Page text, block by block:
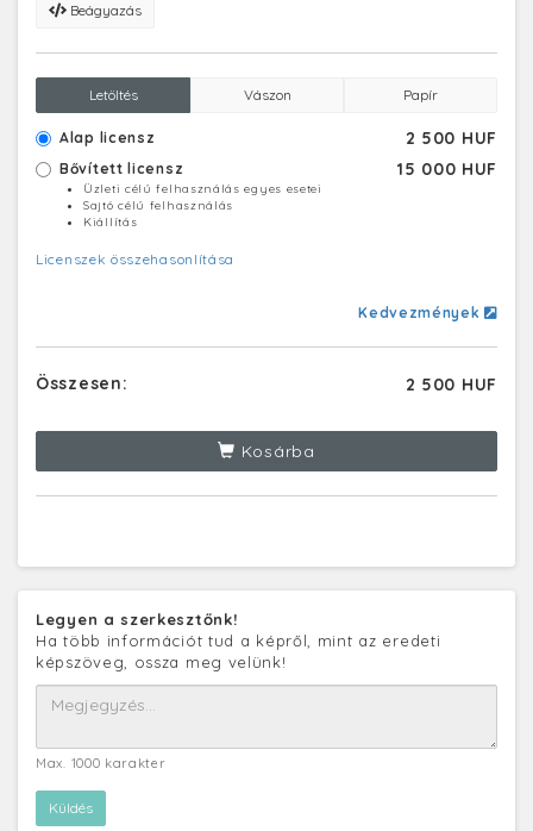
Beágyazás
Letöltés Vászon Papír
Alap licensz 2 500 HUF
Bővített licensz 15 000 HUF
Üzleti célú felhasználás egyes esetei
Sajtó célú felhasználás
Kiállítás
Licenszek összehasonlítása
Kedvezmények
Összesen: 2 500 HUF
Kosárba
Legyen a szerkesztőnk!
Ha több információt tud a képről, mint az eredeti
képszöveg, ossza meg velünk!
Max. 1000 karakter